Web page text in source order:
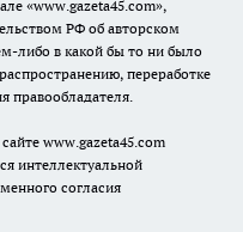
«www.gazeta45.com»,
РФ об авторском
либо в какой бы то ни было
переработке
правообладателя.
www.gazeta45.com
интеллектуальной
согласия